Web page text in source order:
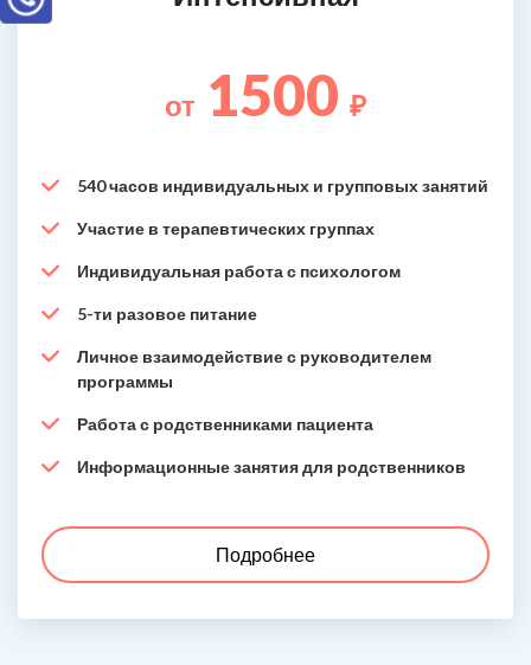
от 1500 ₽
540 часов индивидуальных и групповых занятий
Участие в терапевтических группах
Индивидуальная работа с психологом
5-ти разовое питание
Личное взаимодействие с руководителем
программы
Работа с родственниками пациента
Информационные занятия для родственников
Подробнее